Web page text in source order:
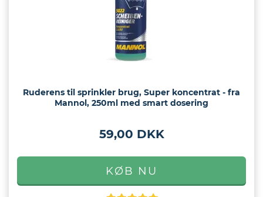
Ruderens til sprinkler brug, Super koncentrat - fra
Mannol, 250ml med smart dosering
59,00 DKK